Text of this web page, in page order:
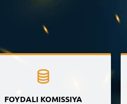
FOYDALI KOMISSIYA